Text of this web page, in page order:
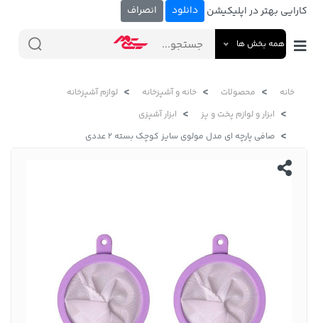
کارایی بهتر در اپلیکیشن دانلود انصراف
همه بخش ها
خانه محصولات خانه و آشپزخانه
لوازم آشپزخانه
ابزار و لوازم پخت و پز
ابزار آشپزی
صافی پارچه ای مدل مولوی سایز کوچک بسته 2 عددی